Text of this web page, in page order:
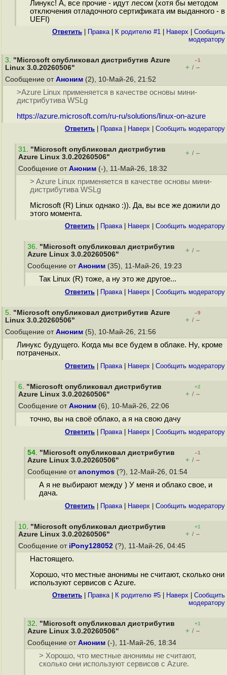
Линукс! А, все прочие - идут лесом (хотя бы методом
отключения отладочного сертификата им выданного - в
UEFI)
Ответить Правка| К родителю #1 Наверх
Cообщить
модератору
3. "Microsoft опубликовал дистрибутив Azure
Linux 3.0.20260506"
–1
+ / –
Сообщение от Аноним (2), 10-Май-26, 21:52
>Azure Linux применяется в качестве основы мини-
дистрибутива WSLg
https://azure.microsoft.com/ru-ru/solutions/linux-on-azure
Ответить Правка| Наверх Cообщить модератору
31. "Microsoft опубликовал дистрибутив
Azure Linux 3.0.20260506"
+ / –
Сообщение от Аноним (-), 11-Май-26, 18:32
> Azure Linux применяется в качестве основы мини-
дистрибутива WSLg
Microsoft (R) Linux однако :)). Да, вы все же дожили до
этого момента.
Ответить Правка| Наверх Cообщить модератору
36. "Microsoft опубликовал дистрибутив
Azure Linux 3.0.20260506"
+ / –
Сообщение от Аноним (35), 11-Май-26, 19:23
Так Linux (R) тоже, а ну это же другое...
Ответить Правка| Наверх Cообщить модератору
5. "Microsoft опубликовал дистрибутив Azure
Linux 3.0.20260506"
–9
+ / –
Сообщение от Аноним (5), 10-Май-26, 21:56
Линукс будущего. Когда мы все будем в облаке. Ну, кроме
потраченых.
Ответить Правка| Наверх Cообщить модератору
6. "Microsoft опубликовал дистрибутив
Azure Linux 3.0.20260506"
+2
+ / –
Сообщение от Аноним (6), 10-Май-26, 22:06
точно, вы на своё облако, а я на свою дачу
Ответить Правка| Наверх Cообщить модератору
54. "Microsoft опубликовал дистрибутив
Azure Linux 3.0.20260506"
–1
+ / –
Сообщение от anonymos (?), 12-Май-26, 01:54
А я не выбирают между ) У меня и облако свое, и
дача.
Ответить Правка| Наверх Cообщить модератору
10. "Microsoft опубликовал дистрибутив
Azure Linux 3.0.20260506"
+1
+ / –
Сообщение от iPony128052 (?), 11-Май-26, 04:45
Настоящего.
Хорошо, что местные анонимы не считают, сколько они
используют сервисов с Azure.
Ответить Правка| К родителю #5 Наверх
Cообщить
модератору
32. "Microsoft опубликовал дистрибутив
Azure Linux 3.0.20260506"
+1
+ / –
Сообщение от Аноним (-), 11-Май-26, 18:34
> Хорошо, что местные анонимы не считают,
сколько они используют сервисов с Azure.